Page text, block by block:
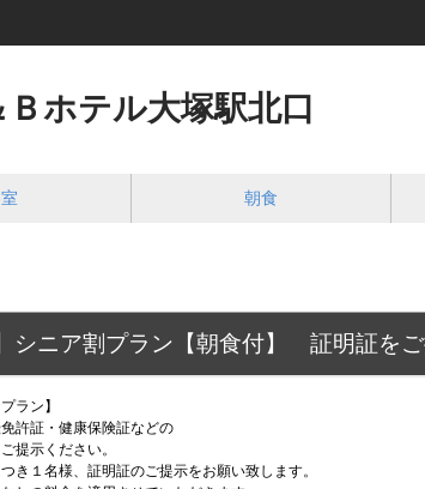
ホテル大塚駅北口
朝食
シニア割プラン【朝食付】 証明証を
ラン】
許証・健康保険証などの
示ください。
き１名様、証明証のご提示をお願い致します。